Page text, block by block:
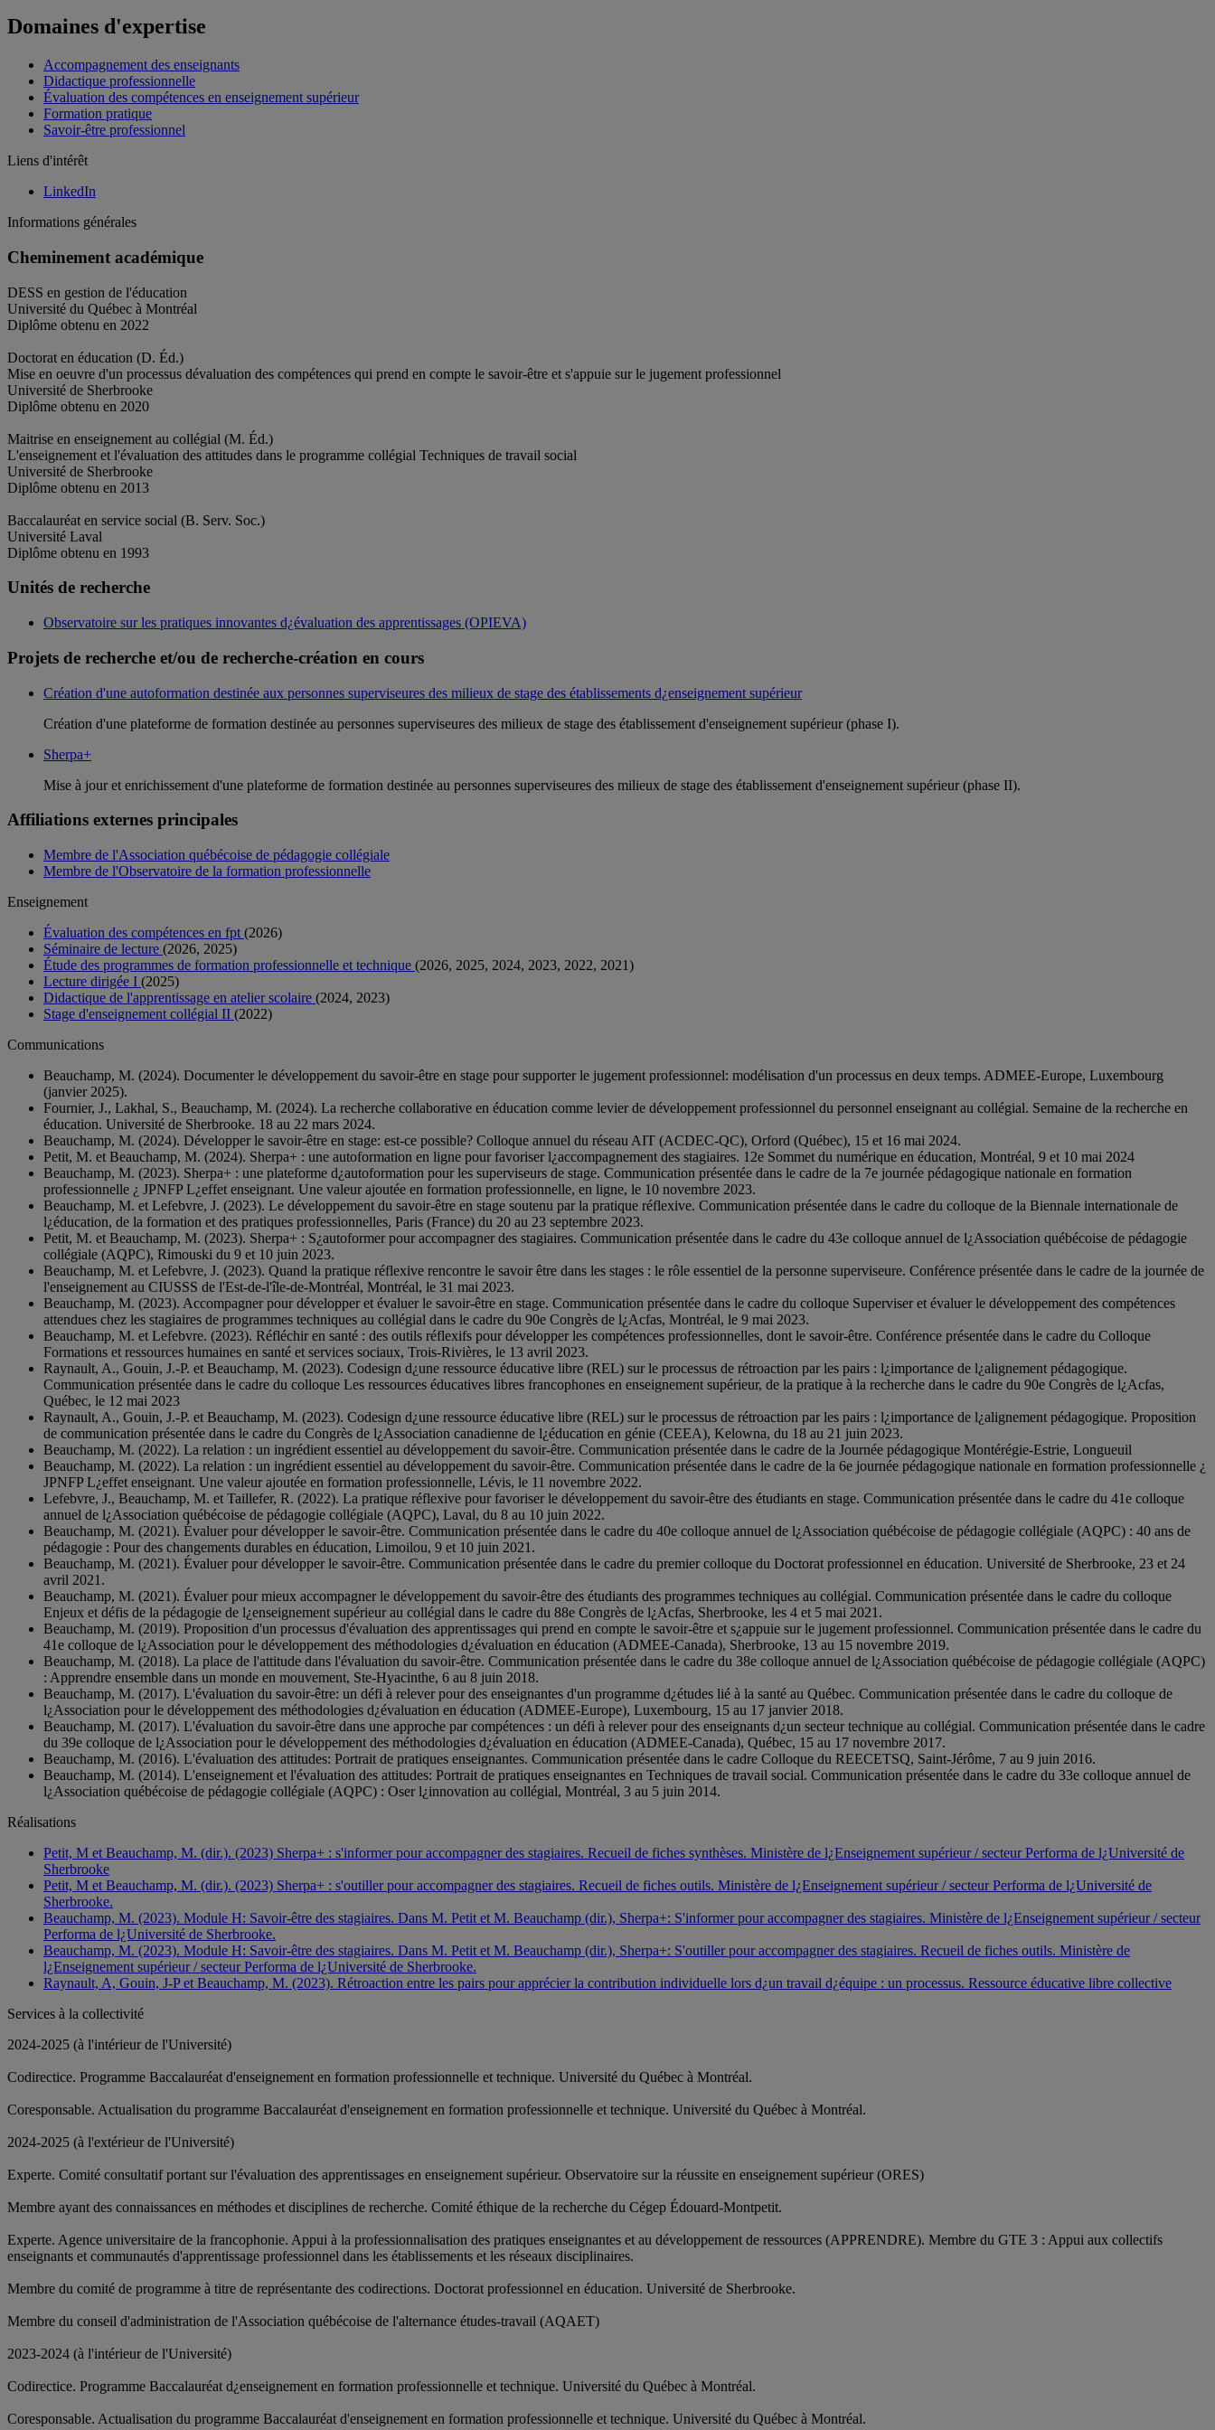
Domaines d'expertise
Accompagnement des enseignants
Didactique professionnelle
Évaluation des compétences en enseignement supérieur
Formation pratique
Savoir-être professionnel
Liens d'intérêt
LinkedIn
Informations générales
Cheminement académique
DESS en gestion de l'éducation
Université du Québec à Montréal
Diplôme obtenu en 2022
Doctorat en éducation (D. Éd.)
Mise en oeuvre d'un processus dévaluation des compétences qui prend en compte le savoir-être et s'appuie sur le jugement professionnel
Université de Sherbrooke
Diplôme obtenu en 2020
Maitrise en enseignement au collégial (M. Éd.)
L'enseignement et l'évaluation des attitudes dans le programme collégial Techniques de travail social
Université de Sherbrooke
Diplôme obtenu en 2013
Baccalauréat en service social (B. Serv. Soc.)
Université Laval
Diplôme obtenu en 1993
Unités de recherche
Observatoire sur les pratiques innovantes d¿évaluation des apprentissages (OPIEVA)
Projets de recherche et/ou de recherche-création en cours
Création d'une autoformation destinée aux personnes superviseures des milieux de stage des établissements d¿enseignement supérieur
Création d'une plateforme de formation destinée au personnes superviseures des milieux de stage des établissement d'enseignement supérieur (phase I).
Sherpa+
Mise à jour et enrichissement d'une plateforme de formation destinée au personnes superviseures des milieux de stage des établissement d'enseignement supérieur (phase II).
Affiliations externes principales
Membre de l'Association québécoise de pédagogie collégiale
Membre de l'Observatoire de la formation professionnelle
Enseignement
Évaluation des compétences en fpt (2026)
Séminaire de lecture (2026, 2025)
Étude des programmes de formation professionnelle et technique (2026, 2025, 2024, 2023, 2022, 2021)
Lecture dirigée I (2025)
Didactique de l'apprentissage en atelier scolaire (2024, 2023)
Stage d'enseignement collégial II (2022)
Communications
Beauchamp, M. (2024). Documenter le développement du savoir-être en stage pour supporter le jugement professionnel: modélisation d'un processus en deux temps. ADMEE-Europe, Luxembourg
(janvier 2025).
Fournier, J., Lakhal, S., Beauchamp, M. (2024). La recherche collaborative en éducation comme levier de développement professionnel du personnel enseignant au collégial. Semaine de la recherche en
éducation. Université de Sherbrooke. 18 au 22 mars 2024.
Beauchamp, M. (2024). Développer le savoir-être en stage: est-ce possible? Colloque annuel du réseau AIT (ACDEC-QC), Orford (Québec), 15 et 16 mai 2024.
Petit, M. et Beauchamp, M. (2024). Sherpa+ : une autoformation en ligne pour favoriser l¿accompagnement des stagiaires. 12e Sommet du numérique en éducation, Montréal, 9 et 10 mai 2024
Beauchamp, M. (2023). Sherpa+ : une plateforme d¿autoformation pour les superviseurs de stage. Communication présentée dans le cadre de la 7e journée pédagogique nationale en formation
professionnelle ¿ JPNFP L¿effet enseignant. Une valeur ajoutée en formation professionnelle, en ligne, le 10 novembre 2023.
Beauchamp, M. et Lefebvre, J. (2023). Le développement du savoir-être en stage soutenu par la pratique réflexive. Communication présentée dans le cadre du colloque de la Biennale internationale de
l¿éducation, de la formation et des pratiques professionnelles, Paris (France) du 20 au 23 septembre 2023.
Petit, M. et Beauchamp, M. (2023). Sherpa+ : S¿autoformer pour accompagner des stagiaires. Communication présentée dans le cadre du 43e colloque annuel de l¿Association québécoise de pédagogie
collégiale (AQPC), Rimouski du 9 et 10 juin 2023.
Beauchamp, M. et Lefebvre, J. (2023). Quand la pratique réflexive rencontre le savoir être dans les stages : le rôle essentiel de la personne superviseure. Conférence présentée dans le cadre de la journée de
l'enseignement au CIUSSS de l'Est-de-l'île-de-Montréal, Montréal, le 31 mai 2023.
Beauchamp, M. (2023). Accompagner pour développer et évaluer le savoir-être en stage. Communication présentée dans le cadre du colloque Superviser et évaluer le développement des compétences
attendues chez les stagiaires de programmes techniques au collégial dans le cadre du 90e Congrès de l¿Acfas, Montréal, le 9 mai 2023.
Beauchamp, M. et Lefebvre. (2023). Réfléchir en santé : des outils réflexifs pour développer les compétences professionnelles, dont le savoir-être. Conférence présentée dans le cadre du Colloque
Formations et ressources humaines en santé et services sociaux, Trois-Rivières, le 13 avril 2023.
Raynault, A., Gouin, J.-P. et Beauchamp, M. (2023). Codesign d¿une ressource éducative libre (REL) sur le processus de rétroaction par les pairs : l¿importance de l¿alignement pédagogique.
Communication présentée dans le cadre du colloque Les ressources éducatives libres francophones en enseignement supérieur, de la pratique à la recherche dans le cadre du 90e Congrès de l¿Acfas,
Québec, le 12 mai 2023
Raynault, A., Gouin, J.-P. et Beauchamp, M. (2023). Codesign d¿une ressource éducative libre (REL) sur le processus de rétroaction par les pairs : l¿importance de l¿alignement pédagogique. Proposition
de communication présentée dans le cadre du Congrès de l¿Association canadienne de l¿éducation en génie (CEEA), Kelowna, du 18 au 21 juin 2023.
Beauchamp, M. (2022). La relation : un ingrédient essentiel au développement du savoir-être. Communication présentée dans le cadre de la Journée pédagogique Montérégie-Estrie, Longueuil
Beauchamp, M. (2022). La relation : un ingrédient essentiel au développement du savoir-être. Communication présentée dans le cadre de la 6e journée pédagogique nationale en formation professionnelle ¿
JPNFP L¿effet enseignant. Une valeur ajoutée en formation professionnelle, Lévis, le 11 novembre 2022.
Lefebvre, J., Beauchamp, M. et Taillefer, R. (2022). La pratique réflexive pour favoriser le développement du savoir-être des étudiants en stage. Communication présentée dans le cadre du 41e colloque
annuel de l¿Association québécoise de pédagogie collégiale (AQPC), Laval, du 8 au 10 juin 2022.
Beauchamp, M. (2021). Évaluer pour développer le savoir-être. Communication présentée dans le cadre du 40e colloque annuel de l¿Association québécoise de pédagogie collégiale (AQPC) : 40 ans de
pédagogie : Pour des changements durables en éducation, Limoilou, 9 et 10 juin 2021.
Beauchamp, M. (2021). Évaluer pour développer le savoir-être. Communication présentée dans le cadre du premier colloque du Doctorat professionnel en éducation. Université de Sherbrooke, 23 et 24
avril 2021.
Beauchamp, M. (2021). Évaluer pour mieux accompagner le développement du savoir-être des étudiants des programmes techniques au collégial. Communication présentée dans le cadre du colloque
Enjeux et défis de la pédagogie de l¿enseignement supérieur au collégial dans le cadre du 88e Congrès de l¿Acfas, Sherbrooke, les 4 et 5 mai 2021.
Beauchamp, M. (2019). Proposition d'un processus d'évaluation des apprentissages qui prend en compte le savoir-être et s¿appuie sur le jugement professionnel. Communication présentée dans le cadre du
41e colloque de l¿Association pour le développement des méthodologies d¿évaluation en éducation (ADMEE-Canada), Sherbrooke, 13 au 15 novembre 2019.
Beauchamp, M. (2018). La place de l'attitude dans l'évaluation du savoir-être. Communication présentée dans le cadre du 38e colloque annuel de l¿Association québécoise de pédagogie collégiale (AQPC)
: Apprendre ensemble dans un monde en mouvement, Ste-Hyacinthe, 6 au 8 juin 2018.
Beauchamp, M. (2017). L'évaluation du savoir-être: un défi à relever pour des enseignantes d'un programme d¿études lié à la santé au Québec. Communication présentée dans le cadre du colloque de
l¿Association pour le développement des méthodologies d¿évaluation en éducation (ADMEE-Europe), Luxembourg, 15 au 17 janvier 2018.
Beauchamp, M. (2017). L'évaluation du savoir-être dans une approche par compétences : un défi à relever pour des enseignants d¿un secteur technique au collégial. Communication présentée dans le cadre
du 39e colloque de l¿Association pour le développement des méthodologies d¿évaluation en éducation (ADMEE-Canada), Québec, 15 au 17 novembre 2017.
Beauchamp, M. (2016). L'évaluation des attitudes: Portrait de pratiques enseignantes. Communication présentée dans le cadre Colloque du REECETSQ, Saint-Jérôme, 7 au 9 juin 2016.
Beauchamp, M. (2014). L'enseignement et l'évaluation des attitudes: Portrait de pratiques enseignantes en Techniques de travail social. Communication présentée dans le cadre du 33e colloque annuel de
l¿Association québécoise de pédagogie collégiale (AQPC) : Oser l¿innovation au collégial, Montréal, 3 au 5 juin 2014.
Réalisations
Petit, M et Beauchamp, M. (dir.). (2023) Sherpa+ : s'informer pour accompagner des stagiaires. Recueil de fiches synthèses. Ministère de l¿Enseignement supérieur / secteur Performa de l¿Université de
Sherbrooke
Petit, M et Beauchamp, M. (dir.). (2023) Sherpa+ : s'outiller pour accompagner des stagiaires. Recueil de fiches outils. Ministère de l¿Enseignement supérieur / secteur Performa de l¿Université de
Sherbrooke.
Beauchamp, M. (2023). Module H: Savoir-être des stagiaires. Dans M. Petit et M. Beauchamp (dir.), Sherpa+: S'informer pour accompagner des stagiaires. Ministère de l¿Enseignement supérieur / secteur
Performa de l¿Université de Sherbrooke.
Beauchamp, M. (2023). Module H: Savoir-être des stagiaires. Dans M. Petit et M. Beauchamp (dir.), Sherpa+: S'outiller pour accompagner des stagiaires. Recueil de fiches outils. Ministère de
l¿Enseignement supérieur / secteur Performa de l¿Université de Sherbrooke.
Raynault, A, Gouin, J-P et Beauchamp, M. (2023). Rétroaction entre les pairs pour apprécier la contribution individuelle lors d¿un travail d¿équipe : un processus. Ressource éducative libre collective
Services à la collectivité
2024-2025 (à l'intérieur de l'Université)
Codirectice. Programme Baccalauréat d'enseignement en formation professionnelle et technique. Université du Québec à Montréal.
Coresponsable. Actualisation du programme Baccalauréat d'enseignement en formation professionnelle et technique. Université du Québec à Montréal.
2024-2025 (à l'extérieur de l'Université)
Experte. Comité consultatif portant sur l'évaluation des apprentissages en enseignement supérieur. Observatoire sur la réussite en enseignement supérieur (ORES)
Membre ayant des connaissances en méthodes et disciplines de recherche. Comité éthique de la recherche du Cégep Édouard-Montpetit.
Experte. Agence universitaire de la francophonie. Appui à la professionnalisation des pratiques enseignantes et au développement de ressources (APPRENDRE). Membre du GTE 3 : Appui aux collectifs
enseignants et communautés d'apprentissage professionnel dans les établissements et les réseaux disciplinaires.
Membre du comité de programme à titre de représentante des codirections. Doctorat professionnel en éducation. Université de Sherbrooke.
Membre du conseil d'administration de l'Association québécoise de l'alternance études-travail (AQAET)
2023-2024 (à l'intérieur de l'Université)
Codirectice. Programme Baccalauréat d¿enseignement en formation professionnelle et technique. Université du Québec à Montréal.
Coresponsable. Actualisation du programme Baccalauréat d'enseignement en formation professionnelle et technique. Université du Québec à Montréal.